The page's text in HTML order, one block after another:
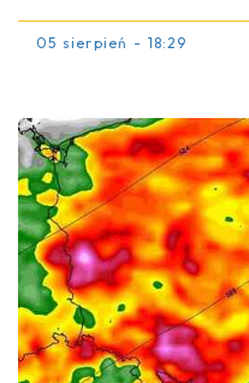
05 sierpień - 18:29